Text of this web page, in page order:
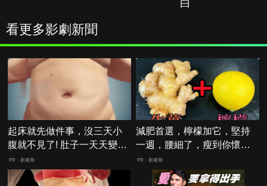
白
看更多影劇新聞
起床就先做件事，沒三天小
腹就不見了! 肚子一天天變
小！
PR・新素簡
減肥首選，檸檬加它，堅持
一週，腰細了，瘦到你懷疑
人生
PR・新素簡